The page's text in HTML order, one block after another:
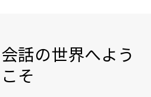
話の世界へよう
こそ